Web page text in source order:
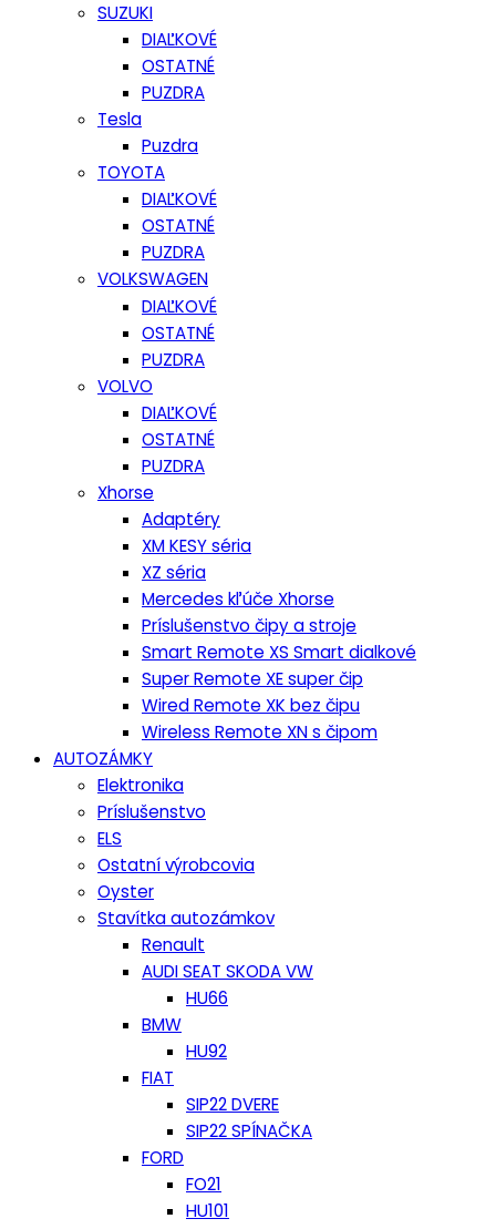
SUZUKI
DIAĽKOVÉ
OSTATNÉ
PUZDRA
Tesla
Puzdra
TOYOTA
DIAĽKOVÉ
OSTATNÉ
PUZDRA
VOLKSWAGEN
DIAĽKOVÉ
OSTATNÉ
PUZDRA
VOLVO
DIAĽKOVÉ
OSTATNÉ
PUZDRA
Xhorse
Adaptéry
XM KESY séria
XZ séria
Mercedes kľúče Xhorse
Príslušenstvo čipy a stroje
Smart Remote XS Smart dialkové
Super Remote XE super čip
Wired Remote XK bez čipu
Wireless Remote XN s čipom
AUTOZÁMKY
Elektronika
Príslušenstvo
ELS
Ostatní výrobcovia
Oyster
Stavítka autozámkov
Renault
AUDI SEAT SKODA VW
HU66
BMW
HU92
FIAT
SIP22 DVERE
SIP22 SPÍNAČKA
FORD
FO21
HU101